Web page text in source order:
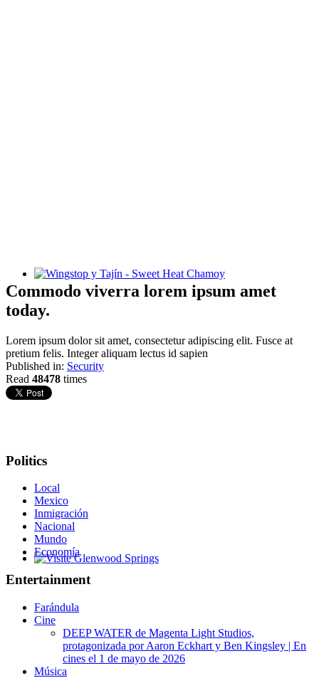
Wingstop y Tajín - Sweet Heat Chamoy
Commodo viverra lorem ipsum amet
today.
Lorem ipsum dolor sit amet, consectetur adipiscing elit. Fusce at
pretium felis. Integer aliquam lectus id sapien
Published in: Security
Read 48478 times
Politics
Local
Mexico
Inmigración
Nacional
Mundo
Economía
Entertainment
Farándula
Cine
DEEP WATER de Magenta Light Studios,
protagonizada por Aaron Eckhart y Ben Kingsley | En
cines el 1 de mayo de 2026
Música